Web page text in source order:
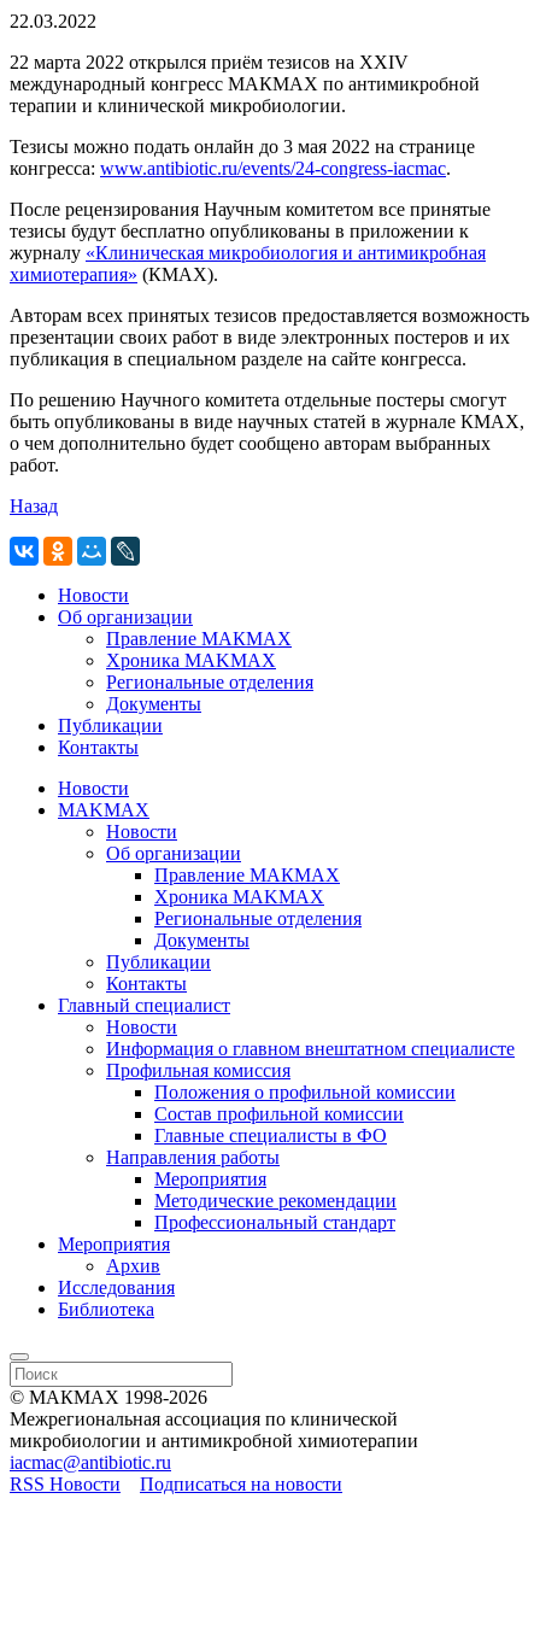
22.03.2022
22 марта 2022 открылся приём тезисов на XXIV
международный конгресс МАКМАХ по антимикробной
терапии и клинической микробиологии.
Тезисы можно подать онлайн до 3 мая 2022 на странице
конгресса: www.antibiotic.ru/events/24-congress-iacmac.
После рецензирования Научным комитетом все принятые
тезисы будут бесплатно опубликованы в приложении к
журналу «Клиническая микробиология и антимикробная
химиотерапия» (КМАХ).
Авторам всех принятых тезисов предоставляется возможность
презентации своих работ в виде электронных постеров и их
публикация в специальном разделе на сайте конгресса.
По решению Научного комитета отдельные постеры смогут
быть опубликованы в виде научных статей в журнале КМАХ,
о чем дополнительно будет сообщено авторам выбранных
работ.
Назад
Новости
Об организации
Правление МАКМАХ
Хроника MAKMAX
Региональные отделения
Документы
Публикации
Контакты
Новости
MAKMAX
Новости
Об организации
Правление МАКМАХ
Хроника MAKMAX
Региональные отделения
Документы
Публикации
Контакты
Главный специалист
Новости
Информация о главном внештатном специалисте
Профильная комиссия
Положения о профильной комиссии
Состав профильной комиссии
Главные специалисты в ФО
Направления работы
Мероприятия
Методические рекомендации
Профессиональный стандарт
Мероприятия
Архив
Исследования
Библиотека
© МАКМАХ 1998-2026
Межрегиональная ассоциация по клинической
микробиологии и антимикробной химиотерапии
iacmac@antibiotic.ru
RSS Новости
Подписаться на новости